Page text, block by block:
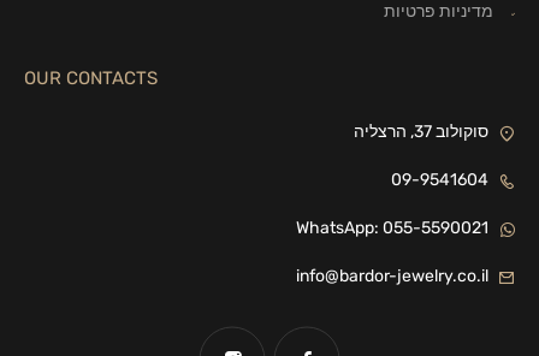
מדיניות פרטיות
OUR CONTACTS
סוקולוב 37, הרצליה
09-9541604
WhatsApp: 055-5590021
info@bardor-jewelry.co.il